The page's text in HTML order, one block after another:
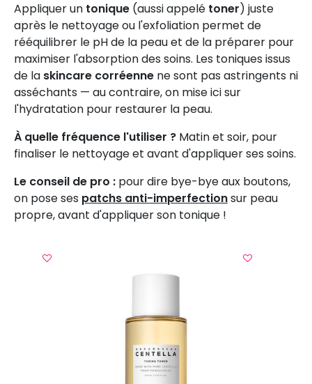
Appliquer un tonique (aussi appelé toner) juste
après le nettoyage ou l'exfoliation permet de
rééquilibrer le pH de la peau et de la préparer pour
maximiser l'absorption des soins. Les toniques issus
de la skincare corréenne ne sont pas astringents ni
asséchants — au contraire, on mise ici sur
l'hydratation pour restaurer la peau.
À quelle fréquence l'utiliser ? Matin et soir, pour
finaliser le nettoyage et avant d'appliquer ses soins.
Le conseil de pro : pour dire bye-bye aux boutons,
on pose ses patchs anti-imperfectionsur peau
propre, avant d'appliquer son tonique !